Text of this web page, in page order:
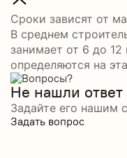
Сроки зависят от
В среднем
занимает от 6 до
определяются на
Не нашли ответ
Задайте его нашим
Задать вопрос